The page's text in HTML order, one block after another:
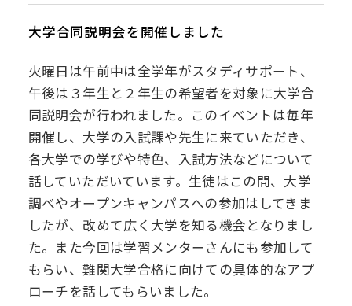
生活指導
後援会
進路指導
進路実績
卒業生の声
生活指導
PTA
学習旅行
体験学習
学院祭特設ページ
生徒会・部活動
Web出願について
入試Q&A
学費軽減・助成制度
お問い合わせ
卒業生の方へ
各種証明書の発行
同窓会
デジタルパンフレット
資料請求
アクセス
大学合同説明会を開催しました
火曜日は午前中は全学年がスタディサポート、
午後は３年生と２年生の希望者を対象に大学合
同説明会が行われました。このイベントは毎年
開催し、大学の入試課や先生に来ていただき、
各大学での学びや特色、入試方法などについて
話していただいています。生徒はこの間、大学
調べやオープンキャンパスへの参加はしてきま
したが、改めて広く大学を知る機会となりまし
た。また今回は学習メンターさんにも参加して
もらい、難関大学合格に向けての具体的なアプ
ローチを話してもらいました。